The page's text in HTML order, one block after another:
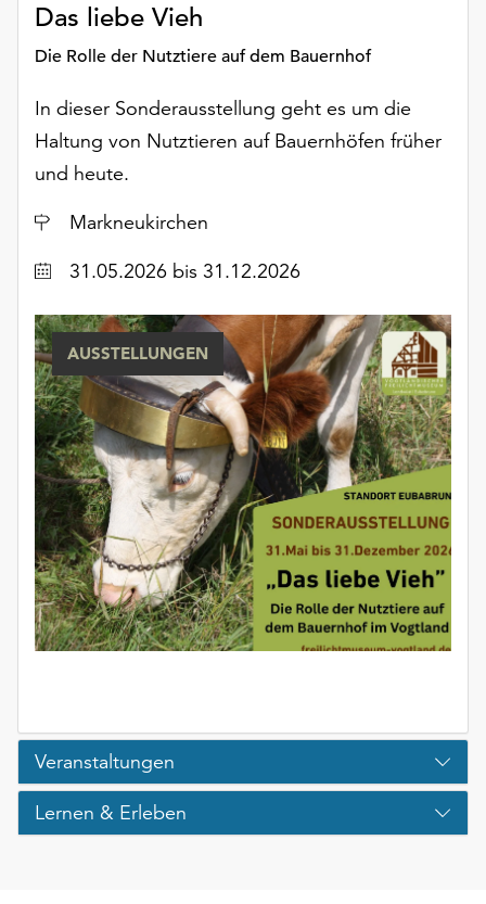
verwendeten
Cookies
erreichen
Sie
die
Einstellungen
die
„Auswählen“.
Weitere
Informationen
finden
Sie
unserer
Datenschutzerklärung
oder
dem
Impressum
Das liebe Vieh
Die Rolle der Nutztiere auf dem Bauernhof
In dieser Sonderausstellung geht es um die
Haltung von Nutztieren auf Bauernhöfen früher
und heute.
Ort
Markneukirchen
Datum31.05.2026 bis 31.12.2026
AUSSTELLUNGEN
Veranstaltungen
Lernen & Erleben